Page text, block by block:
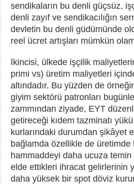
sendikaların bu denli güçsüz,
denli zayıf ve sendikacılığın
devletin bu denli güdümünde
reel ücret artışları mümkün
İkincisi, ülkede işçilik
primi vs) üretim maliyetleri
altındadır. Bu yüzden de
giyim sektörü patronları
zammından ziyade, EYT
getireceği kıdem tazminatı
kurlarındaki durumdan şikâyet
bağlamda özellikle de üretimde
hammaddeyi daha ucuza
elde ettikleri ihracat gelirlerinin
daha yüksek bir spot döviz